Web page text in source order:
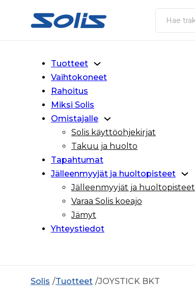
Siirry pääsisältöön
Siirry alatunnisteeseen
Haku
Tuotteet
Vaihtokoneet
Rahoitus
Miksi Solis
Omistajalle
Solis käyttöohjekirjat
Takuu ja huolto
Tapahtumat
Jälleenmyyjät ja huoltopisteet
Jälleenmyyjät ja huoltopisteet
Varaa Solis koeajo
Jämyt
Yhteystiedot
Solis Tuotteet JOYSTICK BKT